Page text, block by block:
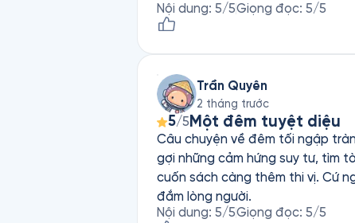
Nội dung: 5/5Giọng đọc: 5/5
Trần Quyên
2 tháng trước
5/5 Một đêm tuyệt diệu
Câu chuyện về đêm tối ngập
gợi những cảm hứng suy tư, tìm
cuốn sách càng thêm thi vị. Cứ
đắm lòng người.
Nội dung: 5/5Giọng đọc: 5/5